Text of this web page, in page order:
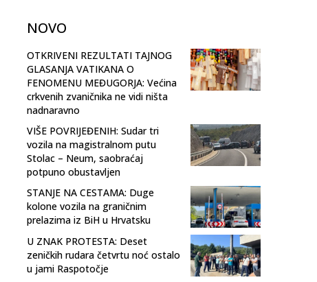
NOVO
OTKRIVENI REZULTATI TAJNOG
GLASANJA VATIKANA O
FENOMENU MEĐUGORJA: Većina
crkvenih zvaničnika ne vidi ništa
nadnaravno
VIŠE POVRIJEĐENIH: Sudar tri
vozila na magistralnom putu
Stolac – Neum, saobraćaj
potpuno obustavljen
STANJE NA CESTAMA: Duge
kolone vozila na graničnim
prelazima iz BiH u Hrvatsku
U ZNAK PROTESTA: Deset
zeničkih rudara četvrtu noć ostalo
u jami Raspotočje